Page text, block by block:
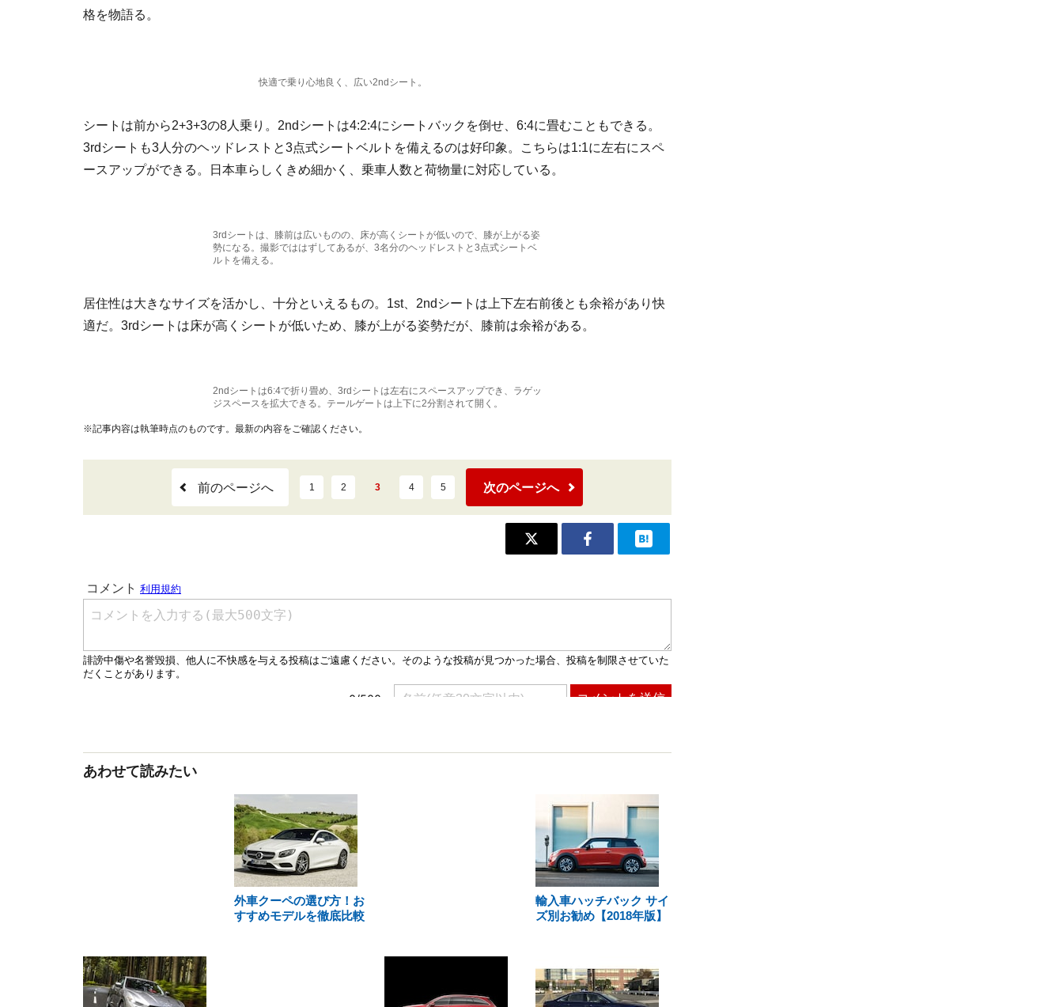
格を物語る。
快適で乗り心地良く、広い2ndシート。
シートは前から2+3+3の8人乗り。2ndシートは4:2:4にシートバックを倒せ、6:4に畳むこともできる。
3rdシートも3人分のヘッドレストと3点式シートベルトを備えるのは好印象。こちらは1:1に左右にスペ
ースアップができる。日本車らしくきめ細かく、乗車人数と荷物量に対応している。
3rdシートは、膝前は広いものの、床が高くシートが低いので、膝が上がる姿
勢になる。撮影でははずしてあるが、3名分のヘッドレストと3点式シートベ
ルトを備える。
居住性は大きなサイズを活かし、十分といえるもの。1st、2ndシートは上下左右前後とも余裕があり快
適だ。3rdシートは床が高くシートが低いため、膝が上がる姿勢だが、膝前は余裕がある。
2ndシートは6:4で折り畳め、3rdシートは左右にスペースアップでき、ラゲッ
ジスペースを拡大できる。テールゲートは上下に2分割されて開く。
※記事内容は執筆時点のものです。最新の内容をご確認ください。
前のページへ 1 2 3 4 5 次のページへ
あわせて読みたい
外車クーペの選び方！お
すすめモデルを徹底比較
輸入車ハッチバック サイ
ズ別お勧め【2018年版】